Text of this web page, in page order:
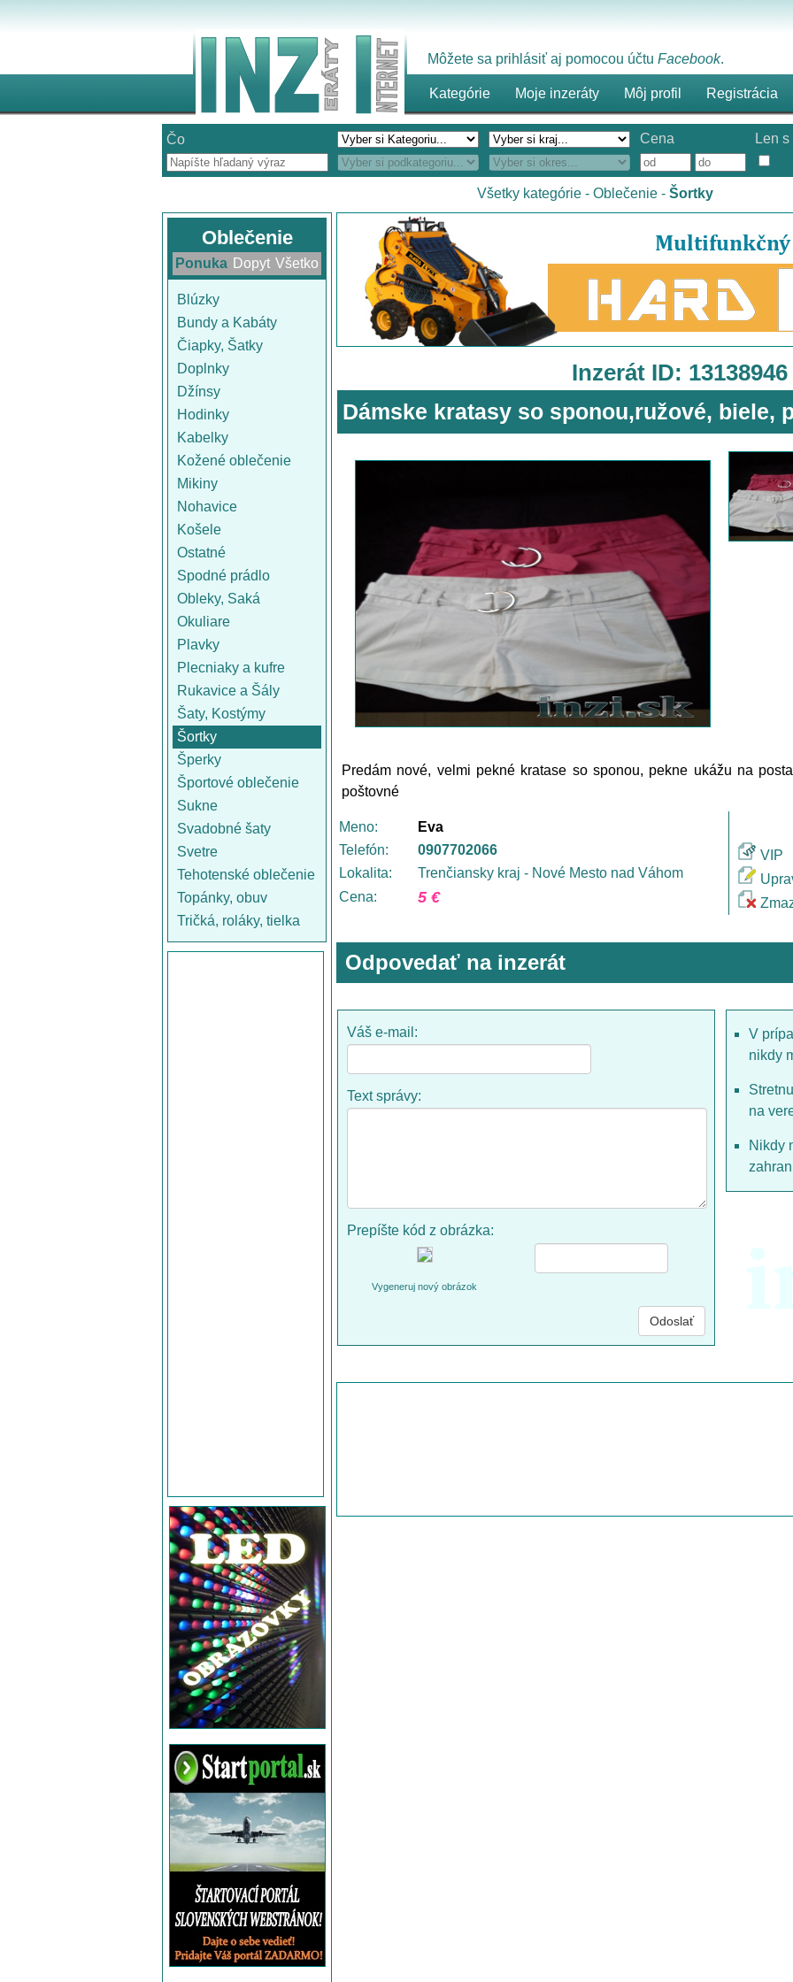
Môžete sa prihlásiť aj pomocou účtu Facebook.
Kategórie Moje inzeráty Môj profil Registrácia
Čo Cena
Len
Všetky kategórie- Oblečenie- Šortky
Oblečenie
Ponuka Dopyt Všetko
Blúzky
Bundy a Kabáty
Čiapky, Šatky
Doplnky
Džínsy
Hodinky
Kabelky
Kožené oblečenie
Mikiny
Nohavice
Košele
Ostatné
Spodné prádlo
Obleky, Saká
Okuliare
Plavky
Plecniaky a kufre
Rukavice a Šály
Šaty, Kostýmy
Šortky
Šperky
Športové oblečenie
Sukne
Svadobné šaty
Svetre
Tehotenské oblečenie
Topánky, obuv
Tričká, roláky, tielka
Inzerát ID: 13138946
Dámske kratasy so sponou,ružové, biele,
Predám nové, velmi pekné kratase so sponou, pekne ukážu na
poštovné
Meno:
Eva
Telefón:
0907702066
Lokalita:
Trenčiansky kraj - Nové Mesto nad Váhom
Cena:
5 €
VIP
Odpovedať na inzerát
Váš e-mail:
Text správy:
Prepíšte kód z obrázka:
Vygeneruj nový obrázok
V
nikdy
na
Nikdy